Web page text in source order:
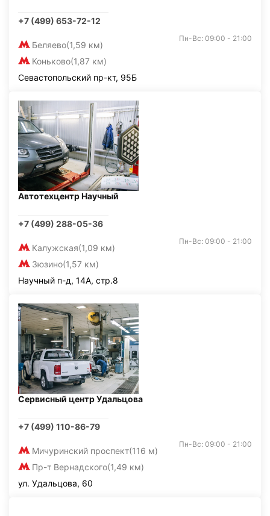
+7 (499) 653-72-12
Беляево(1,59 км)
Коньково(1,87 км)
Пн-Вс: 09:00 - 21:00
Севастопольский пр-кт, 95Б
Автотехцентр Научный
+7 (499) 288-05-36
Калужская(1,09 км)
Зюзино(1,57 км)
Пн-Вс: 09:00 - 21:00
Научный п-д, 14А, стр.8
Сервисный центр Удальцова
+7 (499) 110-86-79
Мичуринский проспект(116 м)
Пр-т Вернадского(1,49 км)
Пн-Вс: 09:00 - 21:00
ул. Удальцова, 60